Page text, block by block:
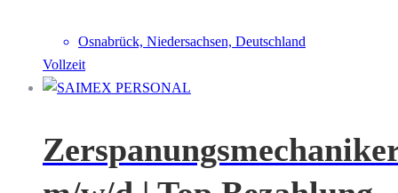
Osnabrück, Niedersachsen, Deutschland
Vollzeit